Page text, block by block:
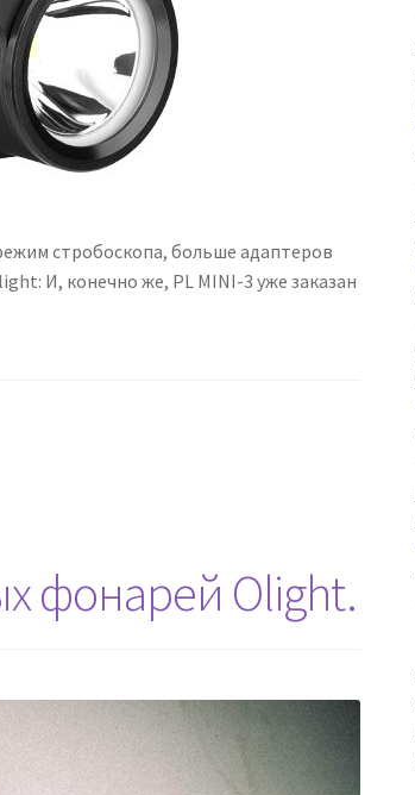
стробоскопа, больше адаптеров
И, конечно же, PL MINI-3 уже заказан
фонарей Olight.